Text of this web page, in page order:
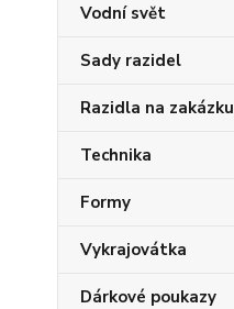
Vodní svět
Sady razidel
Razidla na zakázku
Technika
Formy
Vykrajovátka
Dárkové poukazy